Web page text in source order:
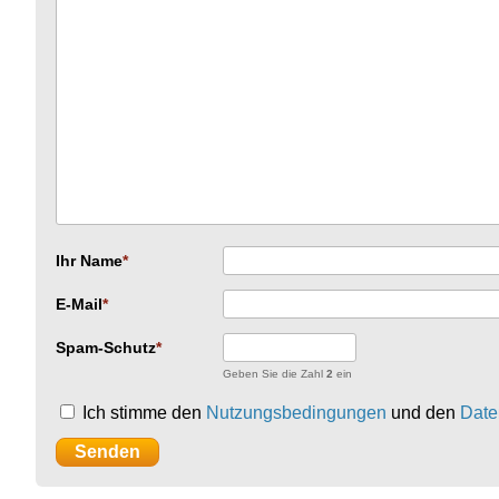
Ihr Name
E-Mail
Spam-Schutz
Geben Sie die Zahl 2 ein
Ich stimme den Nutzungsbedingungen und den